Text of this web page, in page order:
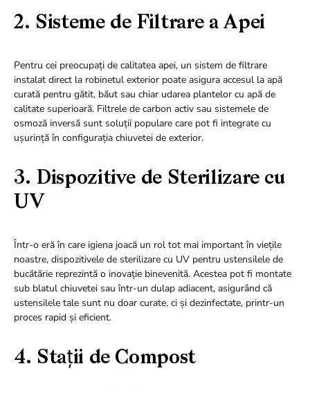
2. Sisteme de Filtrare a Apei
Pentru cei preocupați de calitatea apei, un sistem de filtrare
instalat direct la robinetul exterior poate asigura accesul la apă
curată pentru gătit, băut sau chiar udarea plantelor cu apă de
calitate superioară. Filtrele de carbon activ sau sistemele de
osmoză inversă sunt soluții populare care pot fi integrate cu
ușurință în configurația chiuvetei de exterior.
3. Dispozitive de Sterilizare cu
UV
Într-o eră în care igiena joacă un rol tot mai important în viețile
noastre, dispozitivele de sterilizare cu UV pentru ustensilele de
bucătărie reprezintă o inovație binevenită. Acestea pot fi montate
sub blatul chiuvetei sau într-un dulap adiacent, asigurând că
ustensilele tale sunt nu doar curate, ci și dezinfectate, printr-un
proces rapid și eficient.
4. Stații de Compost